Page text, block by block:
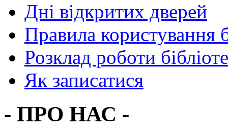
Дні відкритих дверей
Правила користування
Розклад роботи
Як записатися
- ПРО НАС -